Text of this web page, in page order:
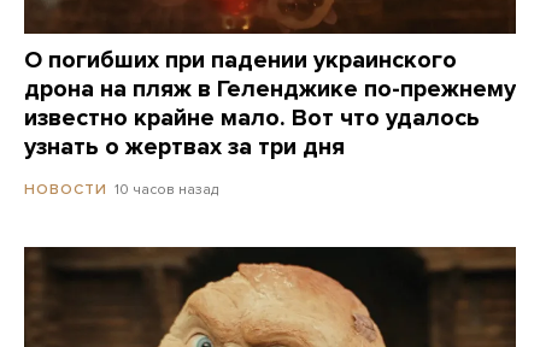
О погибших при падении украинского
дрона на пляж в Геленджике по-прежнему
известно крайне мало. Вот что удалось
узнать о жертвах за три дня
НОВОСТИ 10 часов назад